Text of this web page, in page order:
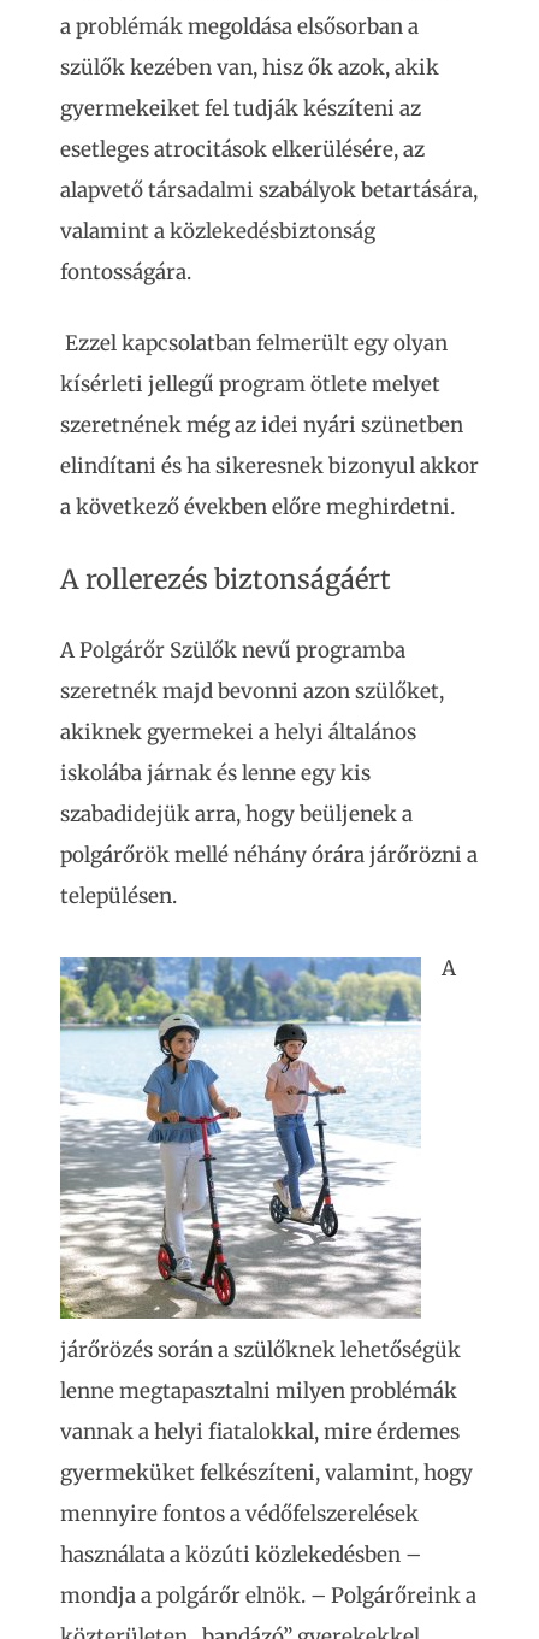
a problémák megoldása elsősorban a
szülők kezében van, hisz ők azok, akik
gyermekeiket fel tudják készíteni az
esetleges atrocitások elkerülésére, az
alapvető társadalmi szabályok betartására,
valamint a közlekedésbiztonság
fontosságára.
Ezzel kapcsolatban felmerült egy olyan
kísérleti jellegű program ötlete melyet
szeretnének még az idei nyári szünetben
elindítani és ha sikeresnek bizonyul akkor
a következő években előre meghirdetni.
A rollerezés biztonságáért
A Polgárőr Szülők nevű programba
szeretnék majd bevonni azon szülőket,
akiknek gyermekei a helyi általános
iskolába járnak és lenne egy kis
szabadidejük arra, hogy beüljenek a
polgárőrök mellé néhány órára járőrözni a
településen.
A
járőrözés során a szülőknek lehetőségük
lenne megtapasztalni milyen problémák
vannak a helyi fiatalokkal, mire érdemes
gyermeküket felkészíteni, valamint, hogy
mennyire fontos a védőfelszerelések
használata a közúti közlekedésben –
mondja a polgárőr elnök. – Polgárőreink a